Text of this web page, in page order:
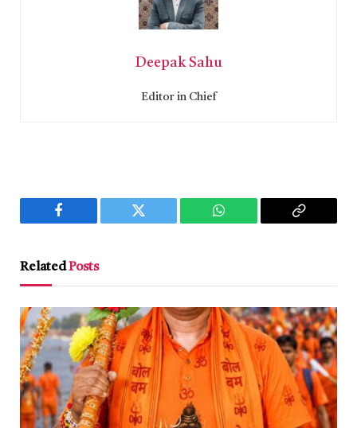
Deepak Sahu
Editor in Chief
Facebook Twitter WhatsApp
Copy
RelatedPosts